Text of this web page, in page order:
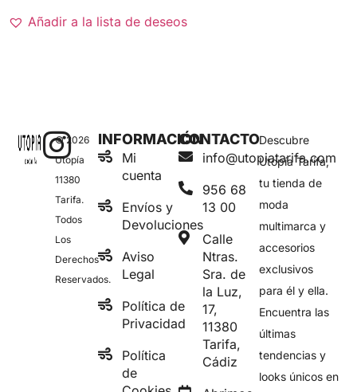
Añadir a la lista de deseos
© 2026
Utopía
11380
Tarifa.
Todos
Los
Derechos
Reservados.
Descubre
Utopía Tarifa,
tu tienda de
moda
multimarca y
accesorios
exclusivos
para él y ella.
Encuentra las
últimas
tendencias y
looks únicos en
CONTACTO
info@utopiatarifa.com
956 68
13 00
Calle
Ntras.
Sra. de
la Luz,
17,
11380
Tarifa,
Cádiz
INFORMACIÓN
Mi
cuenta
Envíos y
Devoluciones
Aviso
Legal
Política de
Privacidad
Política
de